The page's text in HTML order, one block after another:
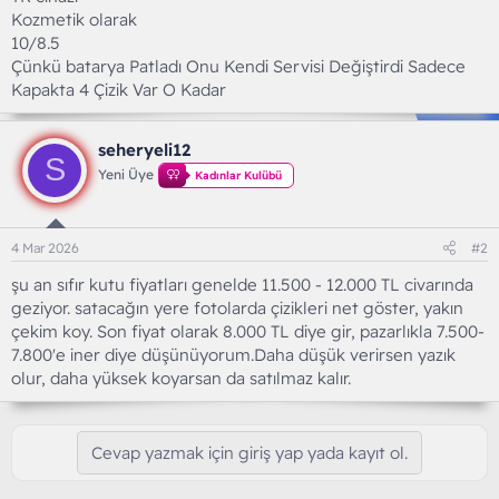
Kozmetik olarak
10/8.5
Çünkü batarya Patladı Onu Kendi Servisi Değiştirdi Sadece
Kapakta 4 Çizik Var O Kadar
S
seheryeli12
Yeni Üye Kadınlar Kulübü
4 Mar 2026 #2
şu an sıfır kutu fiyatları genelde 11.500 - 12.000 TL civarında
geziyor. satacağın yere fotolarda çizikleri net göster, yakın
çekim koy. Son fiyat olarak 8.000 TL diye gir, pazarlıkla 7.500-
7.800'e iner diye düşünüyorum.Daha düşük verirsen yazık
olur, daha yüksek koyarsan da satılmaz kalır.
Cevap yazmak için giriş yap yada kayıt ol.